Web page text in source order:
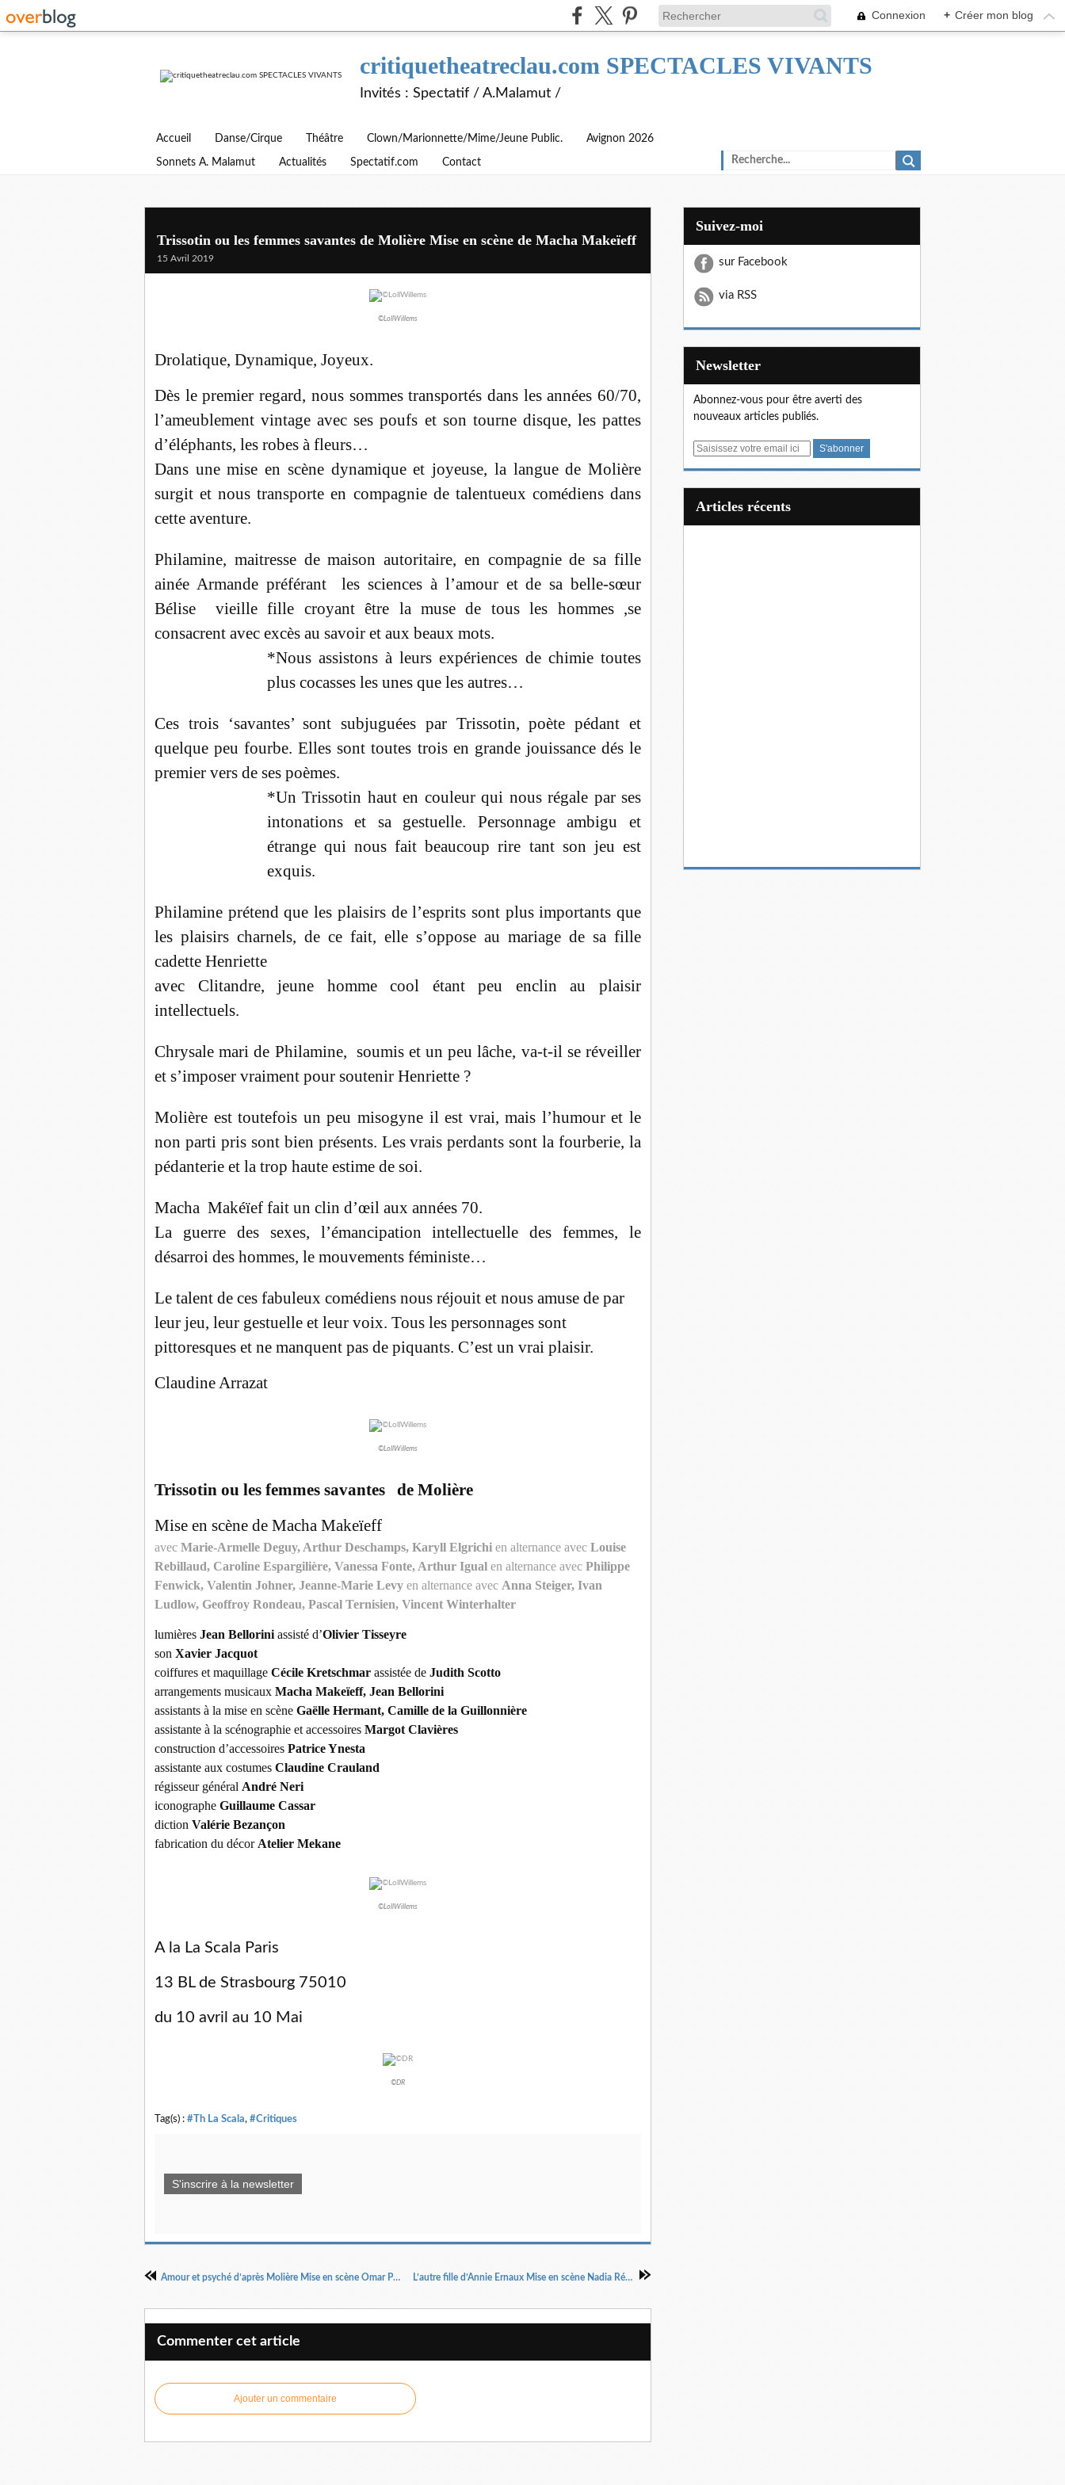
Connexion + Créer mon blog
critiquetheatreclau.com SPECTACLES VIVANTS
Invités : Spectatif / A.Malamut /
Accueil Danse/Cirque Théâtre Clown/Marionnette/Mime/Jeune Public. Avignon 2026
Sonnets A. Malamut Actualités Spectatif.com Contact
Trissotin ou les femmes savantes de Molière Mise en scène de Macha Makeïeff
15 Avril 2019
©LollWillems
Drolatique, Dynamique, Joyeux.
Dès le premier regard, nous sommes transportés dans les années 60/70,
l’ameublement vintage avec ses poufs et son tourne disque, les pattes
d’éléphants, les robes à fleurs…
Dans une mise en scène dynamique et joyeuse, la langue de Molière
surgit et nous transporte en compagnie de talentueux comédiens dans
cette aventure.
Philamine, maitresse de maison autoritaire, en compagnie de sa fille
ainée Armande préférant les sciences à l’amour et de sa belle-sœur
Bélise vieille fille croyant être la muse de tous les hommes ,se
consacrent avec excès au savoir et aux beaux mots.
*Nous assistons à leurs expériences de chimie toutes
plus cocasses les unes que les autres…
Ces trois ‘savantes’ sont subjuguées par Trissotin, poète pédant et
quelque peu fourbe. Elles sont toutes trois en grande jouissance dés le
premier vers de ses poèmes.
*Un Trissotin haut en couleur qui nous régale par ses
intonations et sa gestuelle. Personnage ambigu et
étrange qui nous fait beaucoup rire tant son jeu est
exquis.
Philamine prétend que les plaisirs de l’esprits sont plus importants que
les plaisirs charnels, de ce fait, elle s’oppose au mariage de sa fille
cadette Henriette
avec Clitandre, jeune homme cool étant peu enclin au plaisir
intellectuels.
Chrysale mari de Philamine, soumis et un peu lâche, va-t-il se réveiller
et s’imposer vraiment pour soutenir Henriette ?
Molière est toutefois un peu misogyne il est vrai, mais l’humour et le
non parti pris sont bien présents. Les vrais perdants sont la fourberie, la
pédanterie et la trop haute estime de soi.
Macha Makéïef fait un clin d’œil aux années 70.
La guerre des sexes, l’émancipation intellectuelle des femmes, le
désarroi des hommes, le mouvements féministe…
Le talent de ces fabuleux comédiens nous réjouit et nous amuse de par
leur jeu, leur gestuelle et leur voix. Tous les personnages sont
pittoresques et ne manquent pas de piquants. C’est un vrai plaisir.
Claudine Arrazat
©LollWillems
Trissotin ou les femmes savantes de Molière
Mise en scène de Macha Makeïeff
avec Marie-Armelle Deguy, Arthur Deschamps, Karyll Elgrichi en alternance avec Louise
Rebillaud, Caroline Espargilière, Vanessa Fonte, Arthur Igual en alternance avec Philippe
Fenwick, Valentin Johner, Jeanne-Marie Levy en alternance avec Anna Steiger, Ivan
Ludlow, Geoffroy Rondeau, Pascal Ternisien, Vincent Winterhalter
lumières Jean Bellorini assisté d’Olivier Tisseyre
son Xavier Jacquot
coiffures et maquillage Cécile Kretschmar assistée de Judith Scotto
arrangements musicaux Macha Makeïeff, Jean Bellorini
assistants à la mise en scène Gaëlle Hermant, Camille de la Guillonnière
assistante à la scénographie et accessoires Margot Clavières
construction d’accessoires Patrice Ynesta
assistante aux costumes Claudine Crauland
régisseur général André Neri
iconographe Guillaume Cassar
diction Valérie Bezançon
fabrication du décor Atelier Mekane
©LollWillems
A la La Scala Paris
13 BL de Strasbourg 75010
du 10 avril au 10 Mai
©DR
Tag(s) : #Th La Scala, #Critiques
S'inscrire à la newsletter
Amour et psyché d’après Molière Mise en scène Omar Porras L’autre fille d’Annie Ernaux Mise en scène Nadia Rémita
Commenter cet article
Ajouter un commentaire
Suivez-moi
sur Facebook
via RSS
Newsletter
Abonnez-vous pour être averti des
nouveaux articles publiés.
E
articles récents